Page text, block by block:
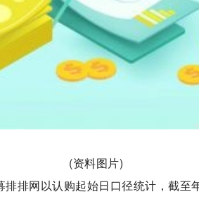
(资料图片)
排网以认购起始日口径统计，截至